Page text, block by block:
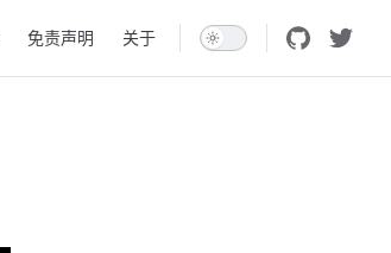
免责声明 关于